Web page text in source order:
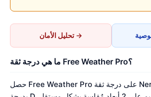
تحليل الأمان →
ما هي درجة ثقة Free Weather Pro؟
حصل Free Weather Pro على درجة ثقة Nerq تبلغ 46.0/100